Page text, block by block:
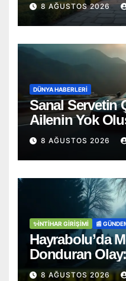
8 AĞUSTOS 2026
DÜNYA HABERLERI
Sanal Servetin
Ailenin Yok
Trajedisi
8 AĞUSTOS 2026
✨İNTIHAR GIRIŞIMI 📰
Hayrabolu’da
Donduran
Şahıs Ağaca
8 AĞUSTOS 2026